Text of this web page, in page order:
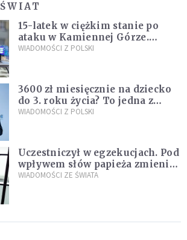
ŚWIAT
15-latek w ciężkim stanie po
ataku w Kamiennej Górze.
Policja zatrzymała dwóch
WIADOMOŚCI Z POLSKI
3600 zł miesięcznie na dziecko
do 3. roku życia? To jedna z
propozycji programu "Rozwój
WIADOMOŚCI Z POLSKI
Uczestniczył w egzekucjach. Pod
wpływem słów papieża zmienił
zdanie
WIADOMOŚCI ZE ŚWIATA